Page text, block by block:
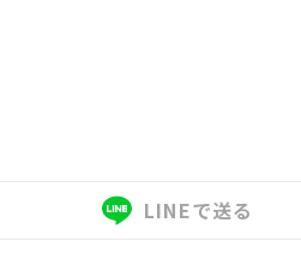
LINEで送る